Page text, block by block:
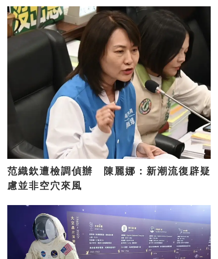
范織欽遭檢調偵辦 陳麗娜：新潮流復辟疑
慮並非空穴來風